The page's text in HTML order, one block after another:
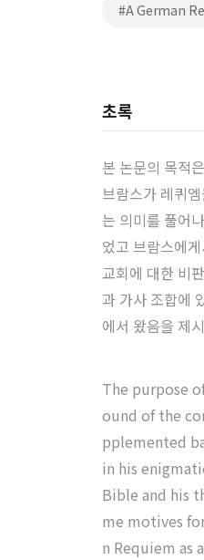
#A German
초록
본 논문의 목적
브람스가 레퀴
는 의미를 풀어
었고 브람스에
교회에 대한 비
과 가사 조합에
에서 왔음을 제
The purpose
ound of the
pplemented
in his
Bible and his
me motives
n Requiem as